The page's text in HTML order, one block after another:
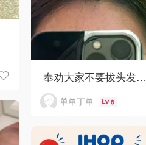
奉劝大家不要拔头发…
单单丁单 6